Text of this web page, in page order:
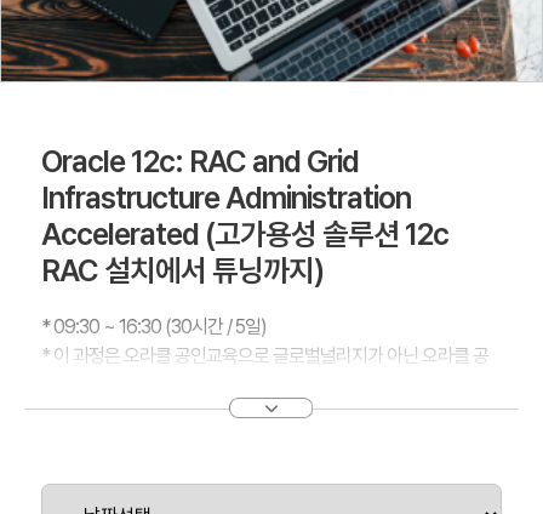
Oracle 12c: RAC and Grid
Infrastructure Administration
Accelerated (고가용성 솔루션 12c
RAC 설치에서 튜닝까지)
* 09:30 ~ 16:30 (30시간 / 5일)
* 이 과정은 오라클 공인교육으로 글로벌널리지가 아닌 오라클 공
(공인교육센터 위치 : 서울시 강남구 학동로 171 2층 영우글로벌러
이 오라클 Database12c:Clusterware및 RAC관리 가속화 교육은